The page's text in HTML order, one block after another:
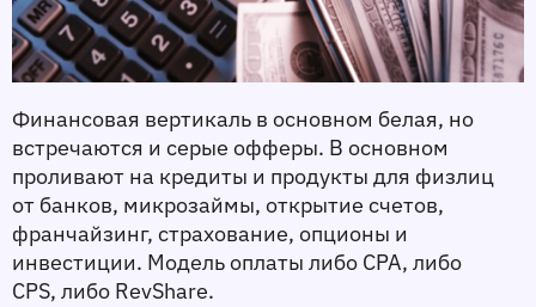
Финансовая вертикаль в основном белая, но
встречаются и серые офферы. В основном
проливают на кредиты и продукты для физлиц
от банков, микрозаймы, открытие счетов,
франчайзинг, страхование, опционы и
инвестиции. Модель оплаты либо CPA, либо
CPS, либо RevShare.